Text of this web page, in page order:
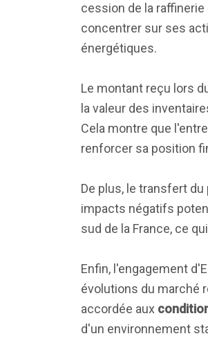
cession de la raffinerie
concentrer sur ses
énergétiques.
Le montant reçu lors
la valeur des
Cela montre que
renforcer sa position
De plus, le transfert du
impacts négatifs
sud de la France, ce
Enfin, l'engagement
évolutions du marché
accordée aux
d'un environnement